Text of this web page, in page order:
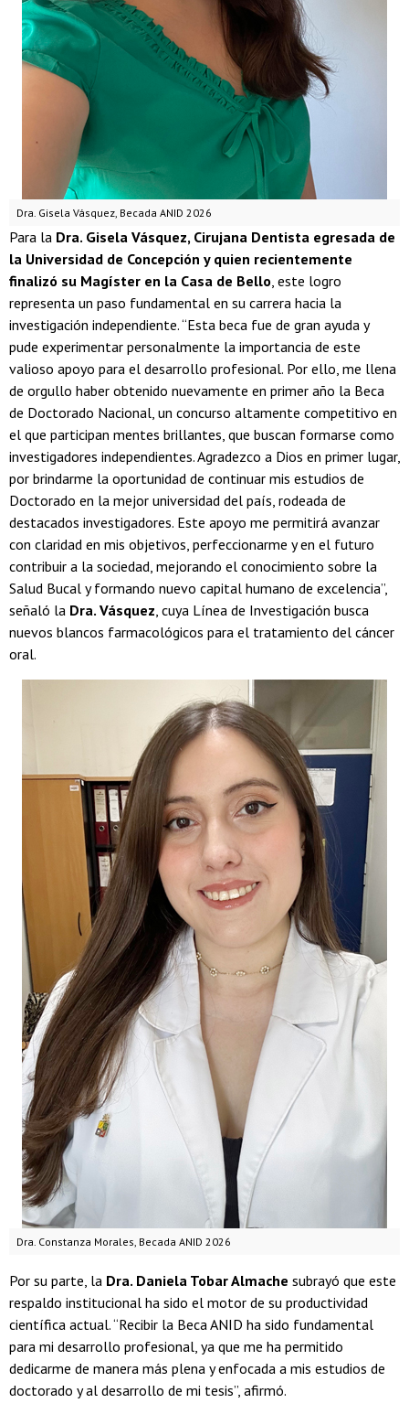
Dra. Gisela Vásquez, Becada ANID 2026
Para la Dra. Gisela Vásquez, Cirujana Dentista egresada de
la Universidad de Concepción y quien recientemente
finalizó su Magíster en la Casa de Bello, este logro
representa un paso fundamental en su carrera hacia la
investigación independiente. “Esta beca fue de gran ayuda y
pude experimentar personalmente la importancia de este
valioso apoyo para el desarrollo profesional. Por ello, me llena
de orgullo haber obtenido nuevamente en primer año la Beca
de Doctorado Nacional, un concurso altamente competitivo en
el que participan mentes brillantes, que buscan formarse como
investigadores independientes. Agradezco a Dios en primer lugar,
por brindarme la oportunidad de continuar mis estudios de
Doctorado en la mejor universidad del país, rodeada de
destacados investigadores. Este apoyo me permitirá avanzar
con claridad en mis objetivos, perfeccionarme y en el futuro
contribuir a la sociedad, mejorando el conocimiento sobre la
Salud Bucal y formando nuevo capital humano de excelencia”,
señaló la Dra. Vásquez, cuya Línea de Investigación busca
nuevos blancos farmacológicos para el tratamiento del cáncer
oral.
Dra. Constanza Morales, Becada ANID 2026
Por su parte, la Dra. Daniela Tobar Almache subrayó que este
respaldo institucional ha sido el motor de su productividad
científica actual. “Recibir la Beca ANID ha sido fundamental
para mi desarrollo profesional, ya que me ha permitido
dedicarme de manera más plena y enfocada a mis estudios de
doctorado y al desarrollo de mi tesis”, afirmó.